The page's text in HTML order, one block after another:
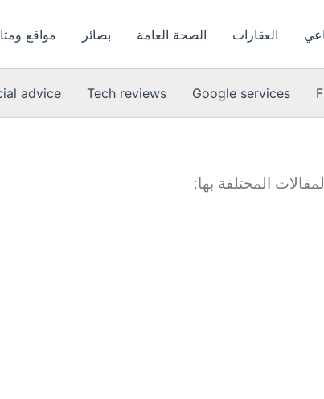
العقارات الصحة العامة بصائر مواقع
Google services
Tech reviews
advice
المختلفة بها: